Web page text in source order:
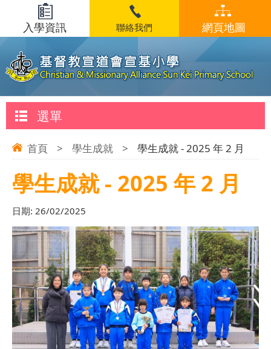
入學資訊 聯絡我們 網頁地圖
選單
首頁 > 學生成就 > 學生成就 - 2025 年 2 月
學生成就 - 2025 年 2 月
日期: 26/02/2025